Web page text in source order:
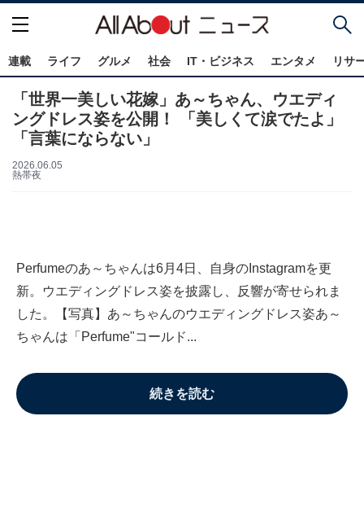
連載 ライフ グルメ 社会 IT・ビジネス エンタメ リサ
「世界一美しい花嫁」あ～ちゃん、ウエディ
ングドレス姿を公開！ 「美しくて涙でたよ」
「言葉にならない」
2026.06.05
熱帯夜
Perfumeのあ～ちゃんは6月4日、自身のInstagramを更
新。ウエディングドレス姿を披露し、反響が寄せられま
した。【写真】あ～ちゃんのウエディングドレス姿あ～
ちゃんは「Perfume"コールド...
続きを読む